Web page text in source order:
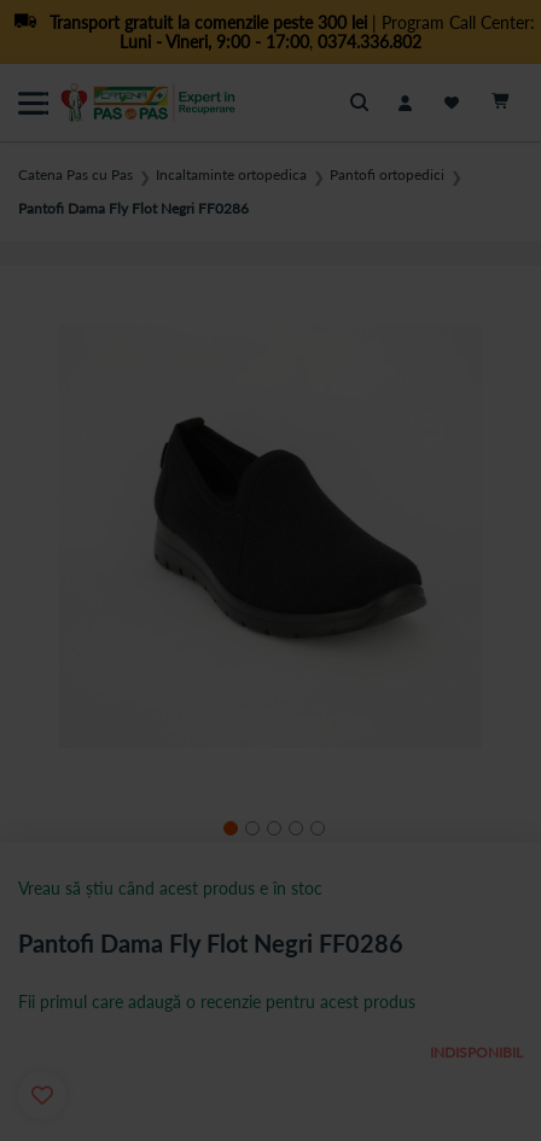
Transport gratuit la comenzile peste 300 lei| Program Call Center:
Luni - Vineri, 9:00 - 17:00, 0374.336.802
Cautare
Catena Pas cu Pas ❯ Incaltaminte ortopedica ❯ Pantofi ortopedici ❯
Pantofi Dama Fly Flot Negri FF0286
Pantofi Dama Fly Flot Negri FF0286
INDISPONIBIL
Fii primul care adaugă o recenzie pentru acest produs
Vreau să știu când acest produs e în stoc